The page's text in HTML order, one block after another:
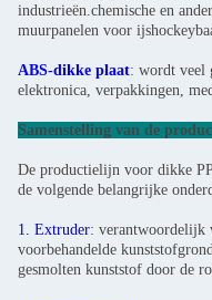
industrieën.chemische en
muurpanelen voor
ABS-dikke plaat: wordt veel
elektronica, verpakkingen,
Samenstelling van de
De productielijn voor dikke
de volgende belangrijke
1. Extruder: verantwoordelijk
voorbehandelde
gesmolten kunststof door de